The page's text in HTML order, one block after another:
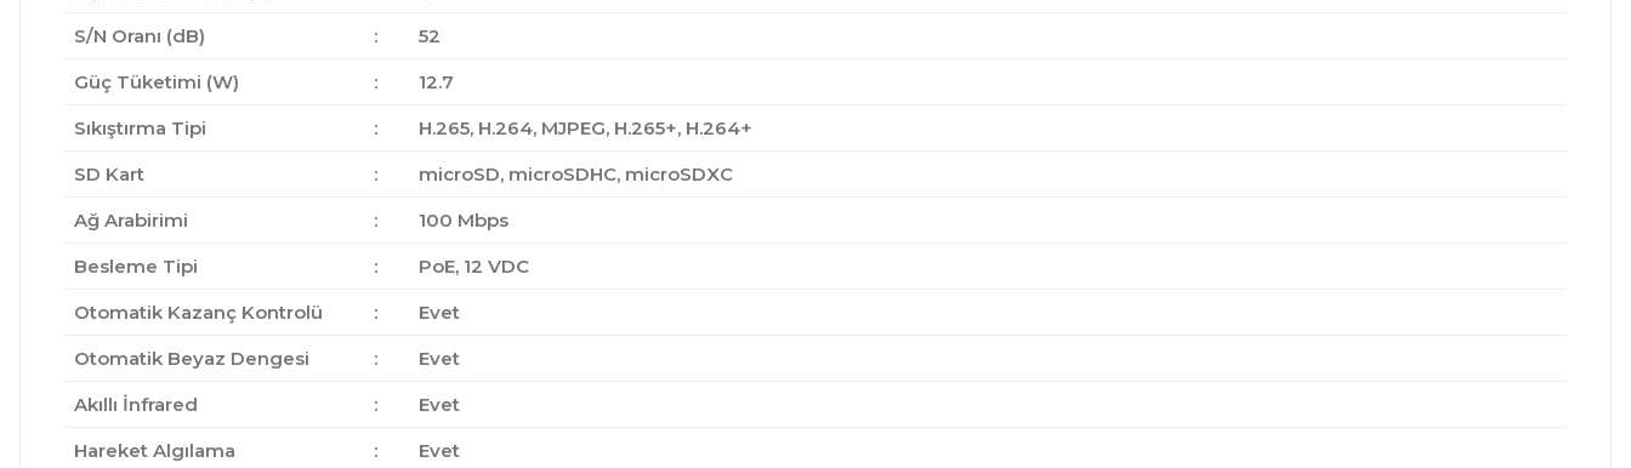
S/N Oranı (dB)
:
52
Güç Tüketimi (W)
:
12.7
Sıkıştırma Tipi
:
H.265, H.264, MJPEG, H.265+, H.264+
SD Kart
:
microSD, microSDHC, microSDXC
Ağ Arabirimi
:
100 Mbps
Besleme Tipi
:
PoE, 12 VDC
Otomatik Kazanç Kontrolü
:
Evet
Otomatik Beyaz Dengesi
:
Evet
Akıllı İnfrared
:
Evet
Hareket Algılama
:
Evet